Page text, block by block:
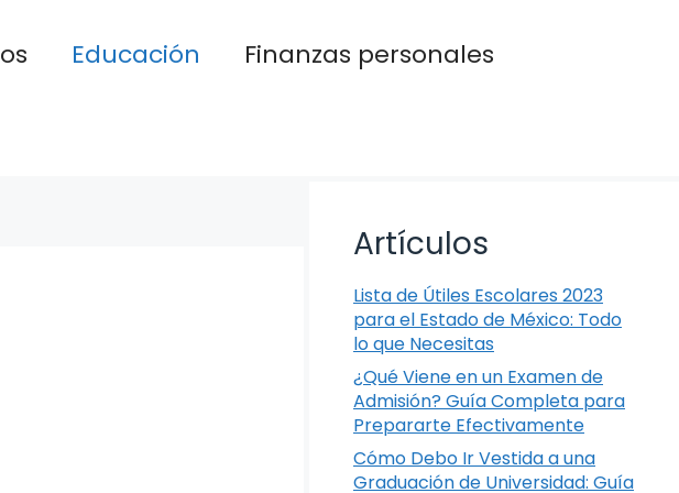
Educación
Finanzas personales
Artículos
Lista de Útiles Escolares 2023
para el Estado de México: Todo
lo que Necesitas
¿Qué Viene en un Examen de
Admisión? Guía Completa para
Prepararte Efectivamente
Cómo Debo Ir Vestida a una
Graduación de Universidad: Guía